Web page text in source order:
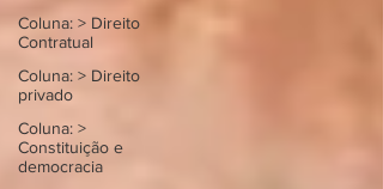
Coluna: > Direito
Contratual
Coluna: > Direito
privado
Coluna: >
Constituição e
democracia